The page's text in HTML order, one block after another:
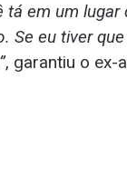
tá em um
Se eu tiver
, garantiu o ex-